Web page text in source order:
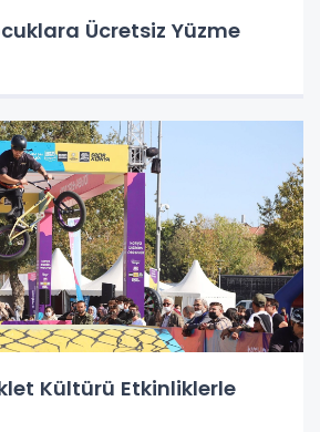
Ücretsiz Yüzme
Kültürü Etkinliklerle